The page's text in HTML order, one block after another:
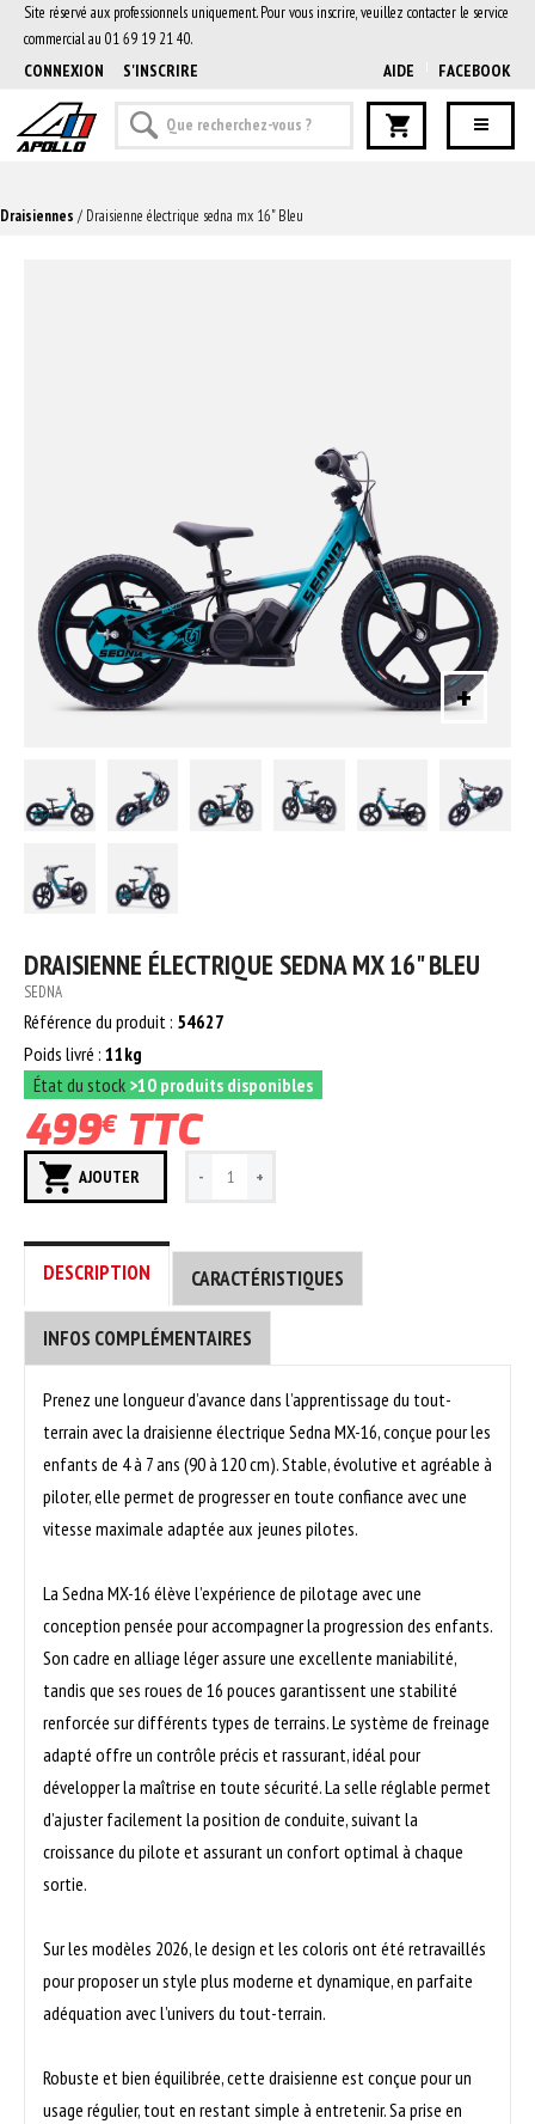
Site réservé aux professionnels uniquement. Pour vous inscrire, veuillez contacter le service
commercial au 01 69 19 21 40.
CONNEXION S'INSCRIRE AIDE FACEBOOK
Draisiennes / Draisienne électrique sedna mx 16" Bleu
+
DRAISIENNE ÉLECTRIQUE SEDNA MX 16" BLEU
SEDNA
Référence du produit : 54627
Poids livré : 11kg
État du stock >10 produits disponibles
499€TTC
AJOUTER
DESCRIPTION CARACTÉRISTIQUES
INFOS COMPLÉMENTAIRES
Prenez une longueur d’avance dans l’apprentissage du tout-
terrain avec la draisienne électrique Sedna MX-16, conçue pour les
enfants de 4 à 7 ans (90 à 120 cm). Stable, évolutive et agréable à
piloter, elle permet de progresser en toute confiance avec une
vitesse maximale adaptée aux jeunes pilotes.
La Sedna MX-16 élève l’expérience de pilotage avec une
conception pensée pour accompagner la progression des enfants.
Son cadre en alliage léger assure une excellente maniabilité,
tandis que ses roues de 16 pouces garantissent une stabilité
renforcée sur différents types de terrains. Le système de freinage
adapté offre un contrôle précis et rassurant, idéal pour
développer la maîtrise en toute sécurité. La selle réglable permet
d’ajuster facilement la position de conduite, suivant la
croissance du pilote et assurant un confort optimal à chaque
sortie.
Sur les modèles 2026, le design et les coloris ont été retravaillés
pour proposer un style plus moderne et dynamique, en parfaite
adéquation avec l’univers du tout-terrain.
Robuste et bien équilibrée, cette draisienne est conçue pour un
usage régulier, tout en restant simple à entretenir. Sa prise en